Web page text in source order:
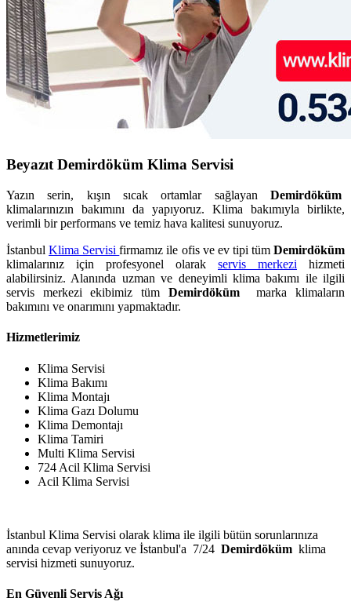
Beyazıt Demirdöküm Klima Servisi
Yazın serin, kışın sıcak ortamlar sağlayan Demirdöküm
klimalarınızın bakımını da yapıyoruz. Klima bakımıyla birlikte,
verimli bir performans ve temiz hava kalitesi sunuyoruz.
İstanbulKlima Servisifirmamız ile ofis ve ev tipi tümDemirdöküm
klimalarınız için profesyonel olarak servis merkezi hizmeti
alabilirsiniz. Alanında uzman ve deneyimli klima bakımı ile ilgili
servis merkezi ekibimiz tüm Demirdökümmarka klimaların
bakımını ve onarımını yapmaktadır.
Hizmetlerimiz
Klima Servisi
Klima Bakımı
Klima Montajı
Klima Gazı Dolumu
Klima Demontajı
Klima Tamiri
Multi Klima Servisi
724 Acil Klima Servisi
Acil Klima Servisi
İstanbul Klima Servisi olarak klima ile ilgili bütün sorunlarınıza
anında cevap veriyoruz ve İstanbul'a 7/24 Demirdöküm klima
servisi hizmeti sunuyoruz.
En Güvenli Servis Ağı